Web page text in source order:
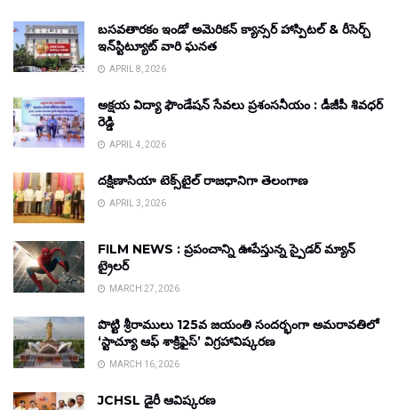
బసవతారకం ఇండో అమెరికన్ క్యాన్సర్ హాస్పిటల్ & రీసెర్చ్
ఇన్‌స్టిట్యూట్ వారి ఘనత
APRIL 8, 2026
అక్షయ విద్యా ఫౌండేషన్ సేవలు ప్రశంసనీయం : డీజీపీ శివధర్
రెడ్డి
APRIL 4, 2026
దక్షిణాసియా టెక్స్‌టైల్ రాజధానిగా తెలంగాణ
APRIL 3, 2026
FILM NEWS : ప్రపంచాన్ని ఊపేస్తున్న స్పైడర్ మ్యాన్
ట్రైలర్
MARCH 27, 2026
పొట్టి శ్రీరాములు 125వ జయంతి సందర్భంగా అమరావతిలో
‘స్టాచ్యూ ఆఫ్ శాక్రిఫైస్’ విగ్రహావిష్కరణ
MARCH 16, 2026
JCHSL డైరీ ఆవిష్కరణ